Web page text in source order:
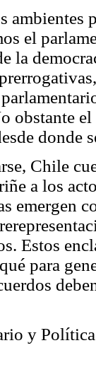
ambientes
el
la
obstante
donde
Chile
a los
emergen
Estos
para
y